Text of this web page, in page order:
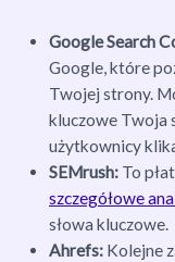
Google Search
Google, które
Twojej strony.
kluczowe Twoja
użytkownicy
SEMrush: To
szczegółowe
słowa kluczowe.
Ahrefs: Kolejne